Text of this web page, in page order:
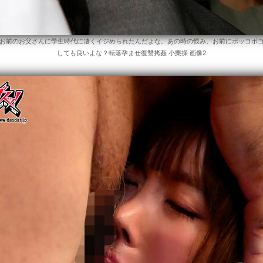
前のお父さんに学生時代に凄くイジめられたんだよな。あの時の恨み、お前にボッコボ
しても良いよな？転落孕ませ復讐拷姦 小栗操 画像2